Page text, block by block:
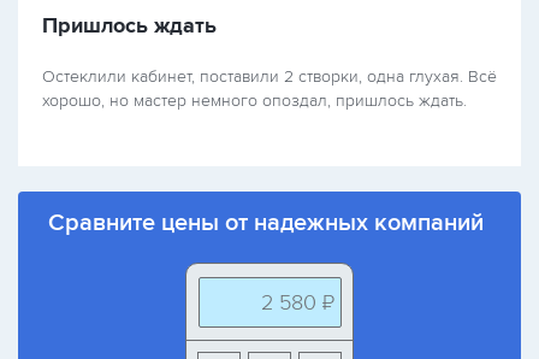
Пришлось ждать
Остеклили кабинет, поставили 2 створки, одна глухая. Всё
хорошо, но мастер немного опоздал, пришлось ждать.
Сравните цены от надежных компаний
2 580 ₽